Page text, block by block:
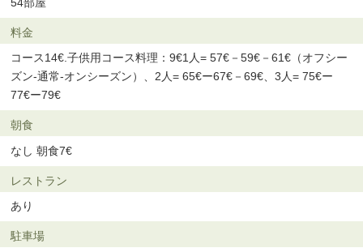
料金
コース14€.子供用コース料理：9€1人= 57€－59€－61€（オフシー
ズン-通常-オンシーズン）、2人= 65€ー67€－69€、3人= 75€ー
77€ー79€
朝食
なし 朝食7€
レストラン
あり
駐車場